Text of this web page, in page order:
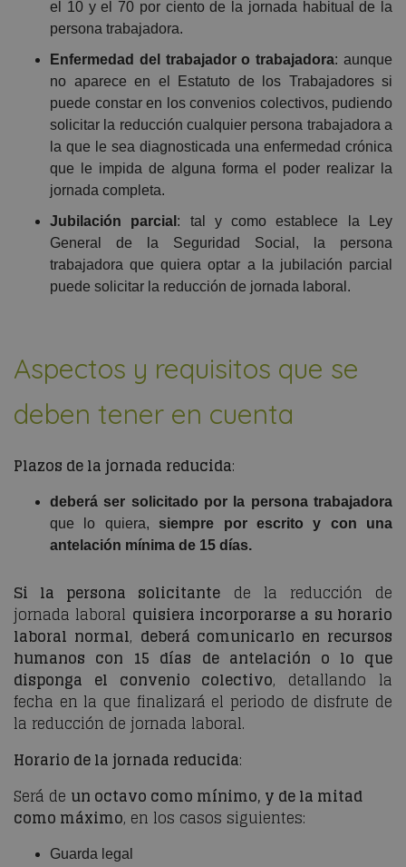
el 10 y el 70 por ciento de la jornada habitual de la
persona trabajadora.
Enfermedad del trabajador o trabajadora: aunque
no aparece en el Estatuto de los Trabajadores si
puede constar en los convenios colectivos, pudiendo
solicitar la reducción cualquier persona trabajadora a
la que le sea diagnosticada una enfermedad crónica
que le impida de alguna forma el poder realizar la
jornada completa.
Jubilación parcial : tal y como establece la Ley
General de la Seguridad Social, la persona
trabajadora que quiera optar a la jubilación parcial
puede solicitar la reducción de jornada laboral.
Aspectos y requisitos que se
deben tener en cuenta
Plazos de la jornada reducida:
deberá ser solicitado por la persona trabajadora
que lo quiera,siempre por escrito y con una
antelación mínima de 15 días.
Si la persona solicitante de la reducción de
jornada laboral quisiera incorporarse a su horario
laboral normal, deberá comunicarlo en recursos
humanos con 15 días de antelación o lo que
disponga el convenio colectivo, detallando la
fecha en la que finalizará el periodo de disfrute de
la reducción de jornada laboral.
Horario de la jornada reducida:
Será de un octavo como mínimo, y de la mitad
como máximo, en los casos siguientes:
Guarda legal